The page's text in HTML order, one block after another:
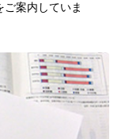
ご案内していま